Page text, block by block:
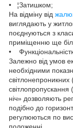
• ¦Затишком;
На відміну від
виглядають у
поєднуються з
приміщенню ще
•
Залежно від умов
необхідними
ніч» дозволяють
подібно до
регулюються по
положенні.